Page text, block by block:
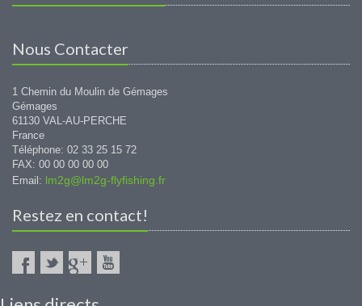
Nous Contacter
1 Chemin du Moulin de Gémages
Gémages
61130 VAL-AU-PERCHE
France
Téléphone: 02 33 25 15 72
FAX: 00 00 00 00 00
Email: lm2g@lm2g-flyfishing.fr
Restez en contact!